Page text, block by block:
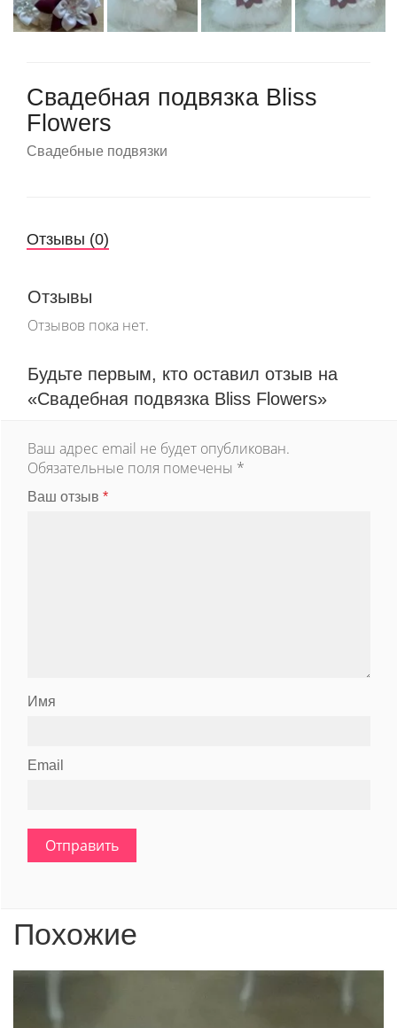
Lussano
Naviblue
О салоне
Свадебная подвязка Bliss
Flowers
Свадебные подвязки
Отзывы (0)
Отзывы
Отзывов пока нет.
Будьте первым, кто оставил отзыв на
«Свадебная подвязка Bliss Flowers»
Ваш адрес email не будет опубликован.
Обязательные поля помечены *
Ваш отзыв *
Имя
Email
Похожие